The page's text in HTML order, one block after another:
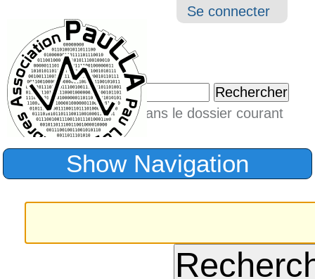
Outils
Se connecter
Chercher par
Seulement dans le dossier courant
Recherche
Show Navigation